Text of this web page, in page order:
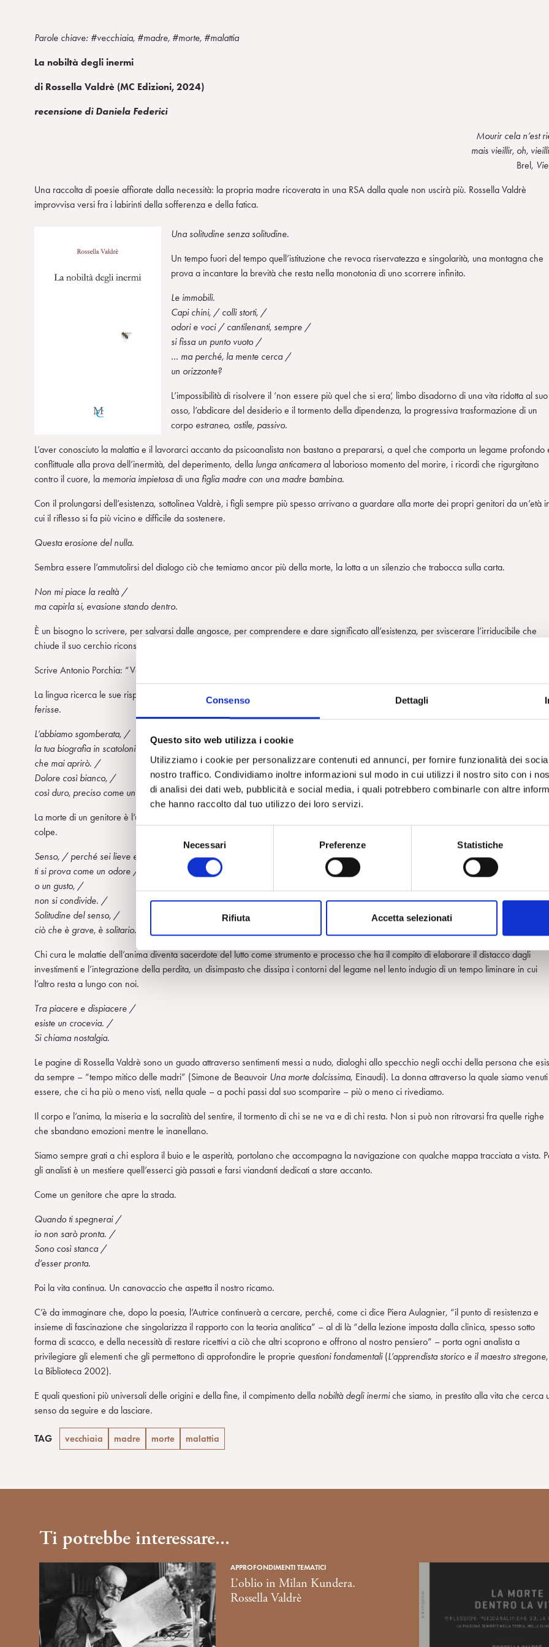
Consenso Dettagli
Questo sito web utilizza i cookie
Utilizziamo i cookie per personalizzare contenuti ed annunci, per fornire funzionalità dei
nostro traffico. Condividiamo inoltre informazioni sul modo in cui utilizzi il nostro sito con i
di analisi dei dati web, pubblicità e social media, i quali potrebbero combinarle con altre
che hanno raccolto dal tuo utilizzo dei loro servizi.
l
e
z
n
e
e
c
e
n
s
o
Necessari Preferenze Statistiche
Rifiuta Accetta selezionati
Parole chiave: #vecchiaia, #madre, #morte, #malattia
La nobiltà degli inermi
di Rossella Valdrè (MC Edizioni, 2024)
recensione di Daniela Federici
Mourir cela n’est
mais vieillir, oh,
Brel,
Una raccolta di poesie affiorate dalla necessità: la propria madre ricoverata in una RSA dalla quale non uscirà più. Rossella Valdrè
improvvisa versi fra i labirinti della sofferenza e della fatica.
Una solitudine senza solitudine.
Un tempo fuori del tempo quell’istituzione che revoca riservatezza e singolarità, una montagna che
prova a incantare la brevità che resta nella monotonia di uno scorrere infinito.
Le immobili.
Capi chini, / colli storti, /
odori e voci / cantilenanti, sempre /
si fissa un punto vuoto /
… ma perché, la mente cerca /
un orizzonte?
L’impossibilità di risolvere il ‘non essere più quel che si era’, limbo disadorno di una vita ridotta al suo
osso, l’abdicare del desiderio e il tormento della dipendenza, la progressiva trasformazione di un
corpo estraneo, ostile, passivo.
L’aver conosciuto la malattia e il lavorarci accanto da psicoanalista non bastano a prepararsi, a quel che comporta un legame profondo
conflittuale alla prova dell’inermità, del deperimento, della lunga anticameraal laborioso momento del morire, i ricordi che rigurgitano
contro il cuore, la memoria impietosadi una figlia madre con una madre bambina.
Con il prolungarsi dell’esistenza, sottolinea Valdrè, i figli sempre più spesso arrivano a guardare alla morte dei propri genitori da un’età
cui il riflesso si fa più vicino e difficile da sostenere.
Questa erosione del nulla.
Sembra essere l’ammutolirsi del dialogo ciò che temiamo ancor più della morte, la lotta a un silenzio che trabocca sulla carta.
Non mi piace la realtà /
ma capirla si, evasione stando dentro.
È un bisogno lo scrivere, per salvarsi dalle angosce, per comprendere e dare significato all’esistenza, per sviscerare l’irriducibile che
chiude il suo cerchio riconsegnandoci al fascino ripugnante dell’inermità in cui nasciamo.
Scrive Antonio Porchia: “Vengo dal morire, non dall’essere nato. Dall’essere nato me ne vado” (
La lingua ricerca le sue risposte mancate, è la parola che , anela a tornare a prima che il linguaggio
ferisse.
L’abbiamo sgomberata, /
la tua biografia in scatoloni /
che mai aprirò. /
Dolore così bianco, /
così duro, preciso come un compasso.
La morte di un genitore è l’unica naturalmente prevista, ma è mutilazione di qualcosa di sé, dei conti in sospeso di desideri, rimproveri e
colpe.
Senso, / perché sei lieve e profondo, /
ti si prova come un odore /
o un gusto, /
non si condivide. /
Solitudine del senso, /
ciò che è grave, è solitario.
Chi cura le malattie dell’anima diventa sacerdote del lutto come strumento e processo che ha il compito di elaborare il distacco dagli
investimenti e l’integrazione della perdita, un disimpasto che dissipa i contorni del legame nel lento indugio di un tempo liminare in cui
l’altro resta a lungo con noi.
Tra piacere e dispiacere /
esiste un crocevia. /
Si chiama nostalgia.
Le pagine di Rossella Valdrè sono un guado attraverso sentimenti messi a nudo, dialoghi allo specchio negli occhi della persona che
da sempre – “tempo mitico delle madri” (Simone de Beauvoir Una morte dolcissima, Einaudi). La donna attraverso la quale siamo
essere, che ci ha più o meno visti, nella quale – a pochi passi dal suo scomparire – più o meno ci rivediamo.
Il corpo e l’anima, la miseria e la sacralità del sentire, il tormento di chi se ne va e di chi resta. Non si può non ritrovarsi fra quelle righe
che sbandano emozioni mentre le inanellano.
Siamo sempre grati a chi esplora il buio e le asperità, portolano che accompagna la navigazione con qualche mappa tracciata a vista.
gli analisti è un mestiere quell’esserci già passati e farsi viandanti dedicati a stare accanto.
Come un genitore che apre la strada.
Quando ti spegnerai /
io non sarò pronta. /
Sono così stanca /
d’esser pronta.
Poi la vita continua. Un canovaccio che aspetta il nostro ricamo.
C’è da immaginare che, dopo la poesia, l’Autrice continuerà a cercare, perché, come ci dice Piera Aulagnier, “il punto di resistenza e
insieme di fascinazione che singolarizza il rapporto con la teoria analitica” – al di là “della lezione imposta dalla clinica, spesso sotto
forma di scacco, e della necessità di restare ricettivi a ciò che altri scoprono e offrono al nostro pensiero” – porta ogni analista a
privilegiare gli elementi che gli permettono di approfondire le proprie questioni fondamentali(L’apprendista storico e il maestro stregone,
La Biblioteca 2002).
E quali questioni più universali delle origini e della fine, il compimento della nobiltà degli inermiche siamo, in prestito alla vita che cerca
senso da seguire e da lasciare.
TAG vecchiaia madre morte malattia
Ti potrebbe interessare...
APPROFONDIMENTI TEMATICI
L’oblio in Milan Kundera.
Rossella Valdrè